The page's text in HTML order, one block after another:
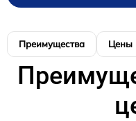
Преимущества Цены